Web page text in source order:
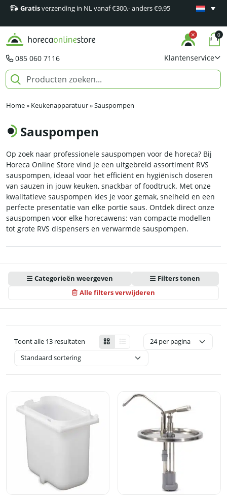
Gratisverzending in NL vanaf €300,- anders €9,95
Minimaal
085 060 7116 Klantenservice
0
Home» Keukenapparatuur»Sauspompen
Sauspompen
Op zoek naar professionele sauspompen voor de horeca? Bij
Horeca Online Store vind je een uitgebreid assortiment RVS
sauspompen, ideaal voor het efficiënt en hygiënisch doseren
van sauzen in jouw keuken, snackbar of foodtruck. Met onze
kwalitatieve sauspompen kies je voor gemak, snelheid en een
perfecte presentatie van elke portie saus. Ontdek direct onze
sauspompen voor elke horecawens: van compacte modellen
tot grote RVS dispensers en verwarmde sauspompen.
Categorieën weergeven
Alle filters verwijderen
Filters tonen
Toont alle 13 resultaten